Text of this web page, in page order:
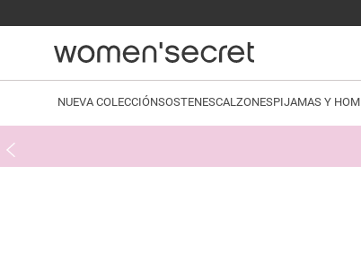
NUEVA COLECCIÓNSOSTENESCALZONESPIJAMAS Y